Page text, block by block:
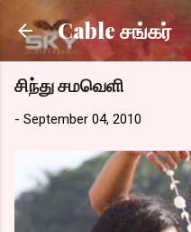
Skip to
Cable சங்கர்
சிந்து சமவெளி
- September 04, 2010